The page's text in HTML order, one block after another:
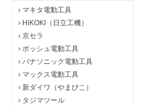
› マキタ電動工具
› HiKOKI（日立工機）
› 京セラ
› ボッシュ電動工具
› パナソニック電動工具
› マックス電動工具
› 新ダイワ（やまびこ）
› タジマツール